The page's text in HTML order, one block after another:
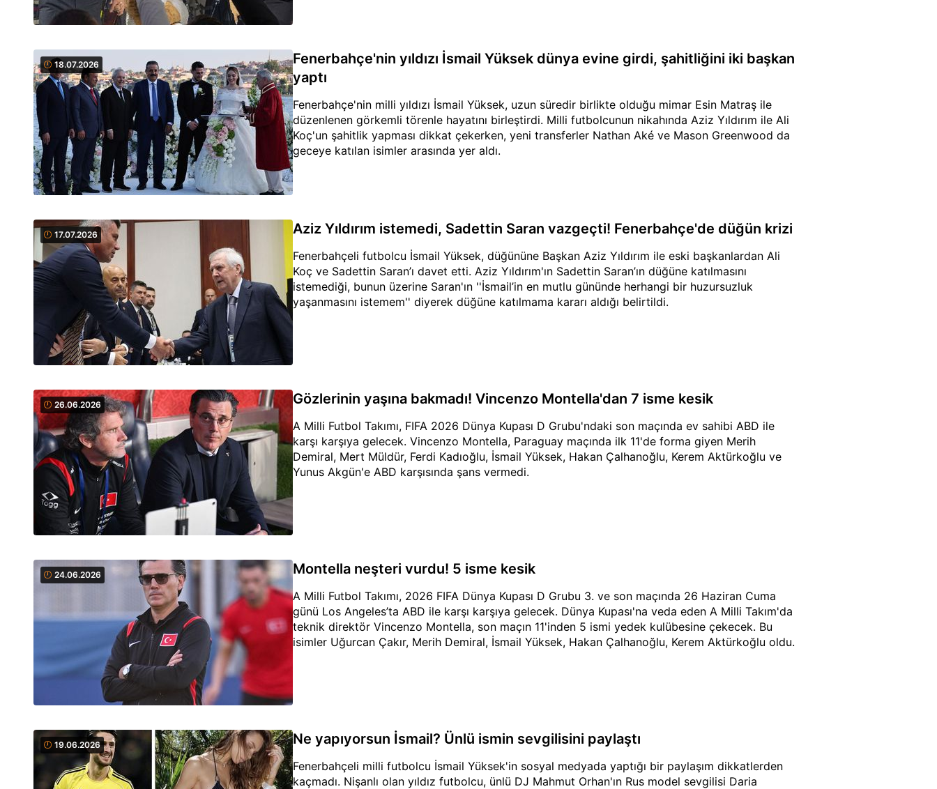
18.07.2026
Fenerbahçe'nin yıldızı İsmail Yüksek dünya evine girdi, şahitliğini iki başkan
yaptı
Fenerbahçe'nin milli yıldızı İsmail Yüksek, uzun süredir birlikte olduğu mimar Esin Matraş ile
düzenlenen görkemli törenle hayatını birleştirdi. Milli futbolcunun nikahında Aziz Yıldırım ile Ali
Koç'un şahitlik yapması dikkat çekerken, yeni transferler Nathan Aké ve Mason Greenwood da
geceye katılan isimler arasında yer aldı.
17.07.2026 Aziz Yıldırım istemedi, Sadettin Saran vazgeçti! Fenerbahçe'de düğün krizi
Fenerbahçeli futbolcu İsmail Yüksek, düğününe Başkan Aziz Yıldırım ile eski başkanlardan Ali
Koç ve Sadettin Saran’ı davet etti. Aziz Yıldırım'ın Sadettin Saran’ın düğüne katılmasını
istemediği, bunun üzerine Saran'ın ''İsmail’in en mutlu gününde herhangi bir huzursuzluk
yaşanmasını istemem'' diyerek düğüne katılmama kararı aldığı belirtildi.
26.06.2026 Gözlerinin yaşına bakmadı! Vincenzo Montella'dan 7 isme kesik
A Milli Futbol Takımı, FIFA 2026 Dünya Kupası D Grubu'ndaki son maçında ev sahibi ABD ile
karşı karşıya gelecek. Vincenzo Montella, Paraguay maçında ilk 11'de forma giyen Merih
Demiral, Mert Müldür, Ferdi Kadıoğlu, İsmail Yüksek, Hakan Çalhanoğlu, Kerem Aktürkoğlu ve
Yunus Akgün'e ABD karşısında şans vermedi.
24.06.2026 Montella neşteri vurdu! 5 isme kesik
A Milli Futbol Takımı, 2026 FIFA Dünya Kupası D Grubu 3. ve son maçında 26 Haziran Cuma
günü Los Angeles’ta ABD ile karşı karşıya gelecek. Dünya Kupası'na veda eden A Milli Takım'da
teknik direktör Vincenzo Montella, son maçın 11'inden 5 ismi yedek kulübesine çekecek. Bu
isimler Uğurcan Çakır, Merih Demiral, İsmail Yüksek, Hakan Çalhanoğlu, Kerem Aktürkoğlu oldu.
19.06.2026 Ne yapıyorsun İsmail? Ünlü ismin sevgilisini paylaştı
Fenerbahçeli milli futbolcu İsmail Yüksek'in sosyal medyada yaptığı bir paylaşım dikkatlerden
kaçmadı. Nişanlı olan yıldız futbolcu, ünlü DJ Mahmut Orhan'ın Rus model sevgilisi Daria